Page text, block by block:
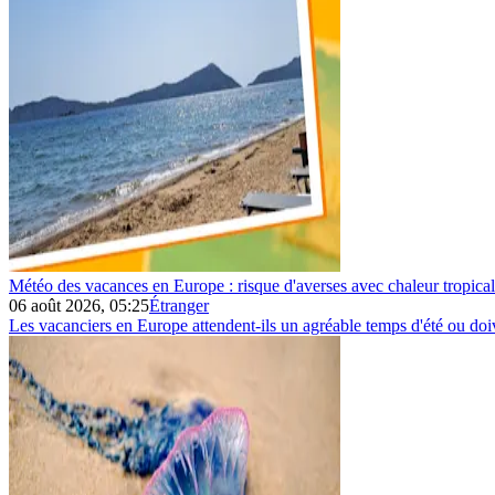
Météo des vacances en Europe : risque d'averses avec chaleur
06 août 2026, 05:25Étranger
Les vacanciers en Europe attendent-ils un agréable temps d'été ou